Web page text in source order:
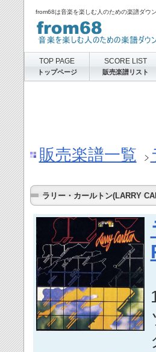
from68は音楽を楽しむ人のための楽譜ダウ
販売楽譜一覧
ラリー・カールトン(LARRY
TOP PAGE
トップページ
SCORE LIST
販売楽譜リスト